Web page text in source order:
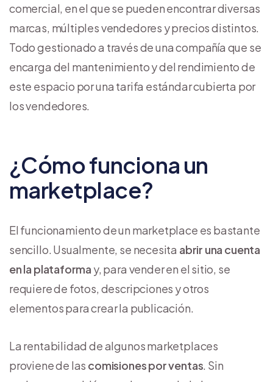
comercial, en el que se pueden encontrar diversas
marcas, múltiples vendedores y precios distintos.
Todo gestionado a través de una compañía que se
encarga del mantenimiento y del rendimiento de
este espacio por una tarifa estándar cubierta por
los vendedores.
¿Cómo funciona un
marketplace?
El funcionamiento de un marketplace es bastante
sencillo. Usualmente, se necesita abrir una cuenta
en la plataforma y, para vender en el sitio, se
requiere de fotos, descripciones y otros
elementos para crear la publicación.
La rentabilidad de algunos marketplaces
proviene de las comisiones por ventas. Sin